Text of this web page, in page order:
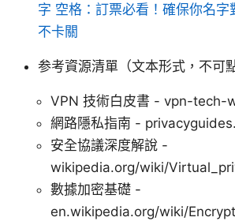
字 空格：訂票必看！確保你名字
不卡關
参考資源清單（文本形式，不可
VPN 技術白皮書 - vpn-tech-
網路隱私指南 -
安全協議深度解說 -
wikipedia.org/wiki/
數據加密基礎 -
en.wikipedia.org/wiki/